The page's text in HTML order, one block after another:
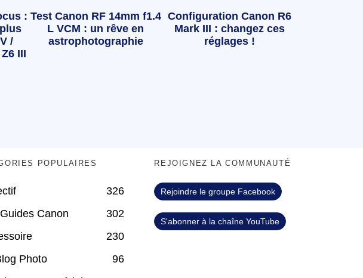
:
/
III
Test Canon RF 14mm f1.4
L VCM : un rêve en
astrophotographie
Configuration Canon R6
Mark III : changez ces
réglages !
POPULAIRES
326
Canon
302
230
Photo
96
REJOIGNEZ LA COMMUNAUTÉ
Rejoindre le groupe Facebook
S'abonner à la chaîne YouTube